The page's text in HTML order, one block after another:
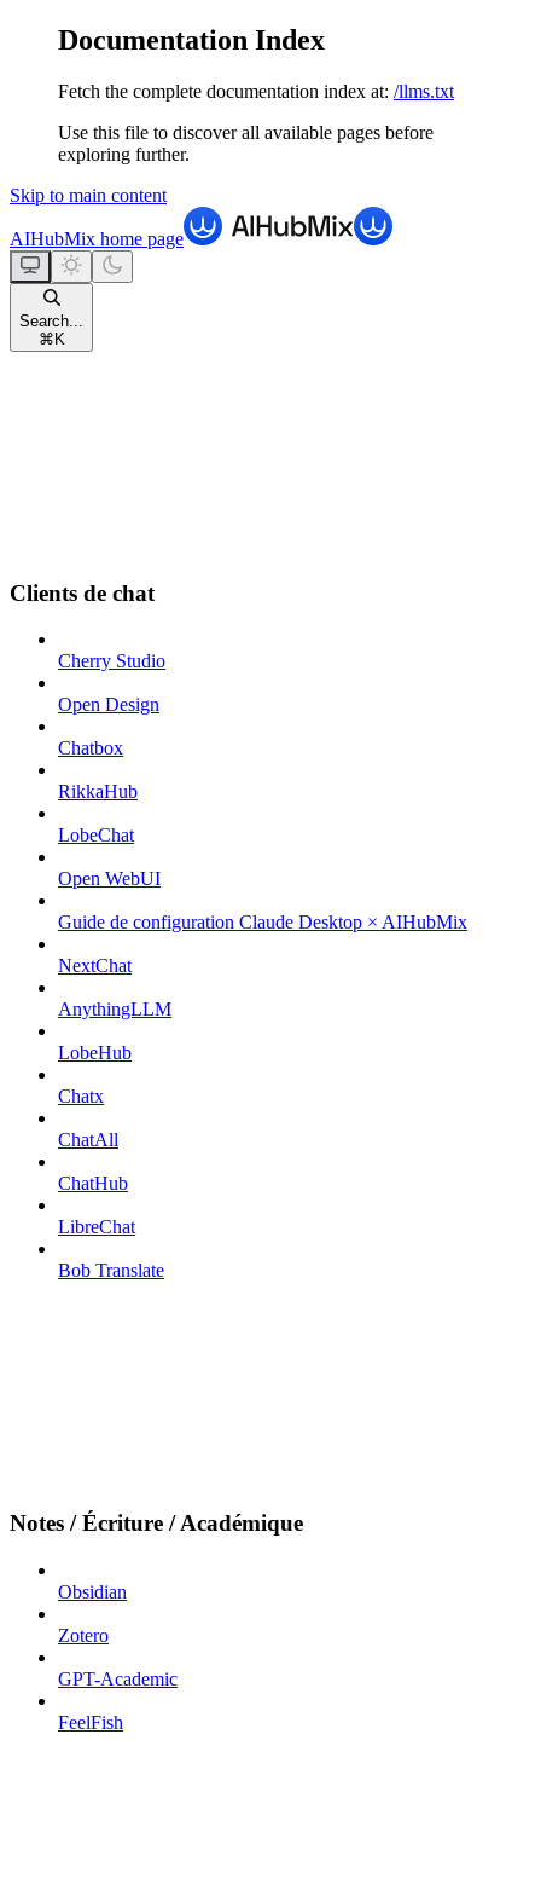
Documentation Index
Fetch the complete documentation index at: /llms.txt
Use this file to discover all available pages before
exploring further.
Skip to main content
AIHubMix home page
Search...
⌘ K
Clients de chat
Cherry Studio
Open Design
Chatbox
RikkaHub
LobeChat
Open WebUI
Guide de configuration Claude Desktop × AIHubMix
NextChat
AnythingLLM
LobeHub
Chatx
ChatAll
ChatHub
LibreChat
Bob Translate
Notes / Écriture / Académique
Obsidian
Zotero
GPT-Academic
FeelFish